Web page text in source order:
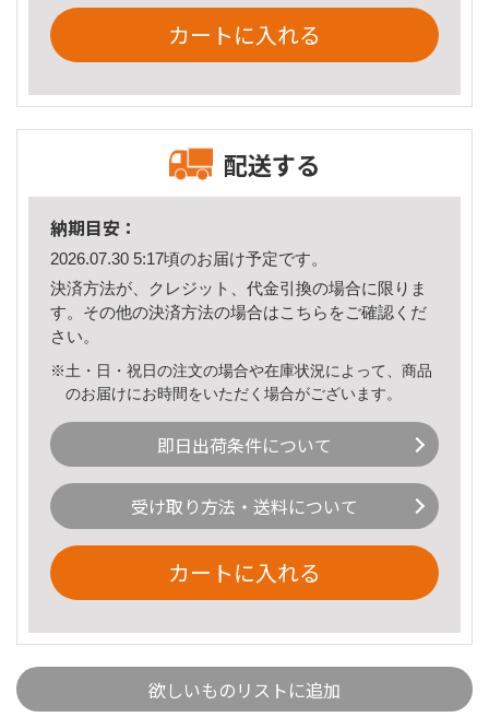
カートに入れる
配送する
納期目安：
2026.07.30 5:17頃のお届け予定です。
決済方法が、クレジット、代金引換の場合に限りま
す。その他の決済方法の場合はこちら をご確認くだ
さい。
※土・日・祝日の注文の場合や在庫状況によって、商品
のお届けにお時間をいただく場合がございます。
即日出荷条件について
受け取り方法・送料について
カートに入れる
欲しいものリストに追加